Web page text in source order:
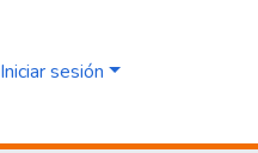
Iniciar sesión